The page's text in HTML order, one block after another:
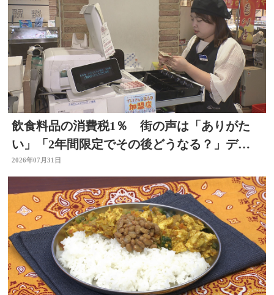
飲食料品の消費税1％ 街の声は「ありがた
い」「2年間限定でその後どうなる？」デパ
ートの反応は 大分
2026年07月31日